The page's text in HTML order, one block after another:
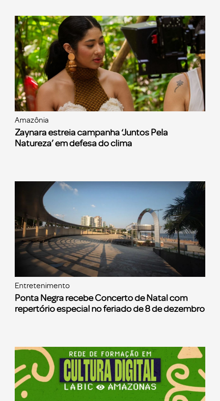
Amazônia
Zaynara estreia campanha ‘Juntos Pela
Natureza’ em defesa do clima
Entretenimento
Ponta Negra recebe Concerto de Natal com
repertório especial no feriado de 8 de dezembro